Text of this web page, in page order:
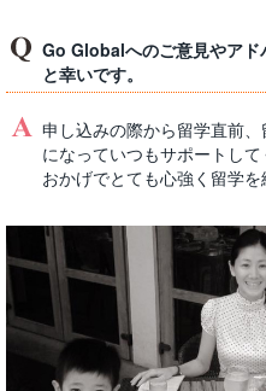
Go Globalへのご意見やアド
と幸いです。
申し込みの際から留学直前
になっていつもサポートして
おかげでとても心強く留学を